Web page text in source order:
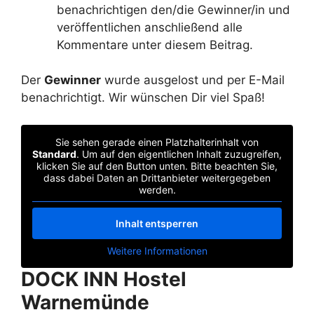
benachrichtigen den/die Gewinner/in und
veröffentlichen anschließend alle
Kommentare unter diesem Beitrag.
Der Gewinner wurde ausgelost und per E-Mail
benachrichtigt. Wir wünschen Dir viel Spaß!
Sie sehen gerade einen Platzhalterinhalt von
Standard. Um auf den eigentlichen Inhalt zuzugreifen,
klicken Sie auf den Button unten. Bitte beachten Sie,
dass dabei Daten an Drittanbieter weitergegeben
werden.
Inhalt entsperren
Weitere Informationen
DOCK INN Hostel
Warnemünde